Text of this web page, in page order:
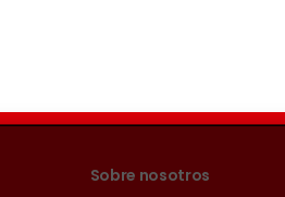
Sobre nosotros